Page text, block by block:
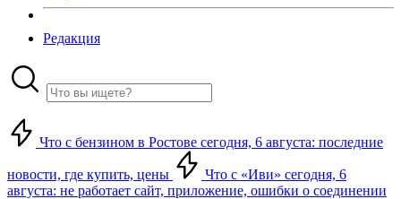
Редакция
Что с бензином в Ростове сегодня, 6 августа: последние
новости, где купить, цены
Что с «Иви» сегодня, 6
августа: не работает сайт, приложение, ошибки о соединении